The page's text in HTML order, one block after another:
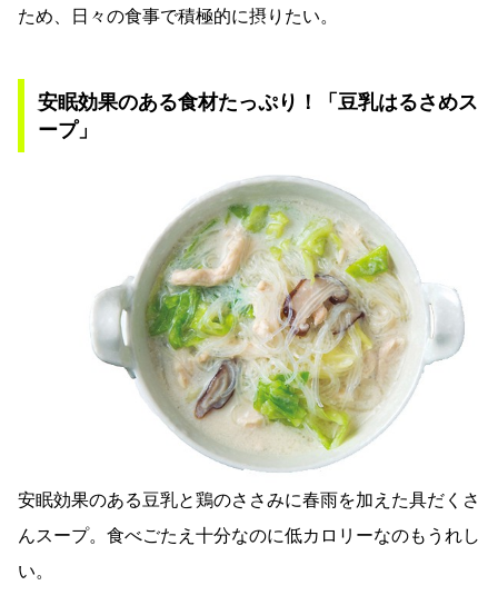
ため、日々の食事で積極的に摂りたい。
安眠効果のある食材たっぷり！「豆乳はるさめス
ープ」
安眠効果のある豆乳と鶏のささみに春雨を加えた具だくさ
んスープ。食べごたえ十分なのに低カロリーなのもうれし
い。